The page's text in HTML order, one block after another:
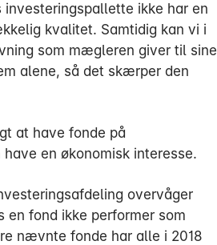
ikke har en
kvalitet. Samtidig kan vi i
som mægleren giver til sine
alene, så det skærper den
at have fonde på
en økonomisk interesse.
overvåger
en fond ikke performer som
nævnte fonde har alle i 2018